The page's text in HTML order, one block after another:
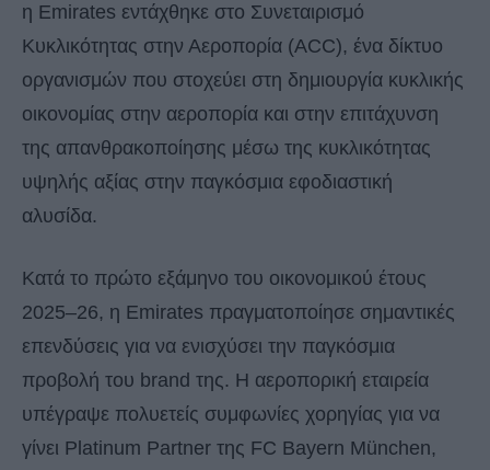
η Emirates εντάχθηκε στο Συνεταιρισμό
Κυκλικότητας στην Αεροπορία (ACC), ένα δίκτυο
οργανισμών που στοχεύει στη δημιουργία κυκλικής
οικονομίας στην αεροπορία και στην επιτάχυνση
της απανθρακοποίησης μέσω της κυκλικότητας
υψηλής αξίας στην παγκόσμια εφοδιαστική
αλυσίδα.
Κατά το πρώτο εξάμηνο του οικονομικού έτους
2025–26, η Emirates πραγματοποίησε σημαντικές
επενδύσεις για να ενισχύσει την παγκόσμια
προβολή του brand της. Η αεροπορική εταιρεία
υπέγραψε πολυετείς συμφωνίες χορηγίας για να
γίνει Platinum Partner της FC Bayern München,